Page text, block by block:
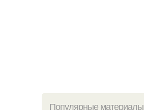
Популярные материалы